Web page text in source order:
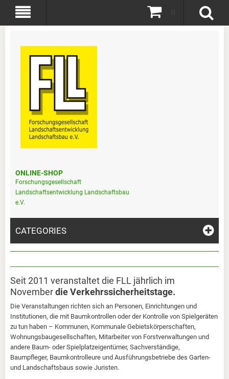
ONLINE-SHOP
Forschungsgesellschaft
Landschaftsentwicklung Landschaftsbau
e.V.
CATEGORIES
Seit 2011 veranstaltet die FLL jährlich im
Novemberdie Verkehrssicherheitstage.
Die Veranstaltungen richten sich an Personen, Einrichtungen und
Institutionen, die mit Baumkontrollen oder der Kontrolle von Spielgeräten
zu tun haben – Kommunen, Kommunale Gebietskörperschaften,
Wohnungsbaugesellschaften, Mitarbeiter von Forstverwaltungen und
andere Baum- oder Spielplatzeigentümer, Sachverständige,
Baumpfleger, Baumkontrolleure und Ausführungsbetriebe des Garten-
und Landschaftsbaus sowie Juristen.